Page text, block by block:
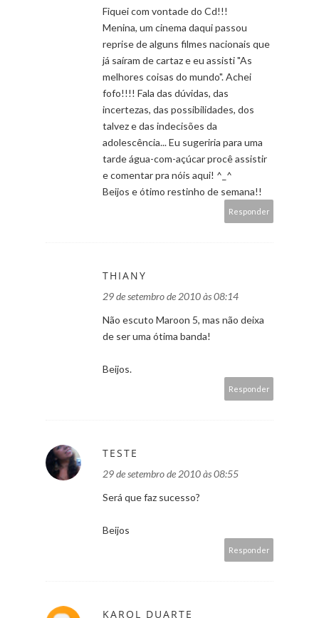
Fiquei com vontade do Cd!!!
Menina, um cinema daqui passou
reprise de alguns filmes nacionais que
já saíram de cartaz e eu assisti "As
melhores coisas do mundo". Achei
fofo!!!! Fala das dúvidas, das
incertezas, das possibilidades, dos
talvez e das indecisões da
adolescência... Eu sugeriria para uma
tarde água-com-açúcar procê assistir
e comentar pra nóis aqui! ^_^
Beijos e ótimo restinho de semana!!
Responder
THIANY
29 de setembro de 2010 às 08:14
Não escuto Maroon 5, mas não deixa
de ser uma ótima banda!
Beijos.
Responder
TESTE
29 de setembro de 2010 às 08:55
Será que faz sucesso?
Beijos
Responder
KAROL DUARTE